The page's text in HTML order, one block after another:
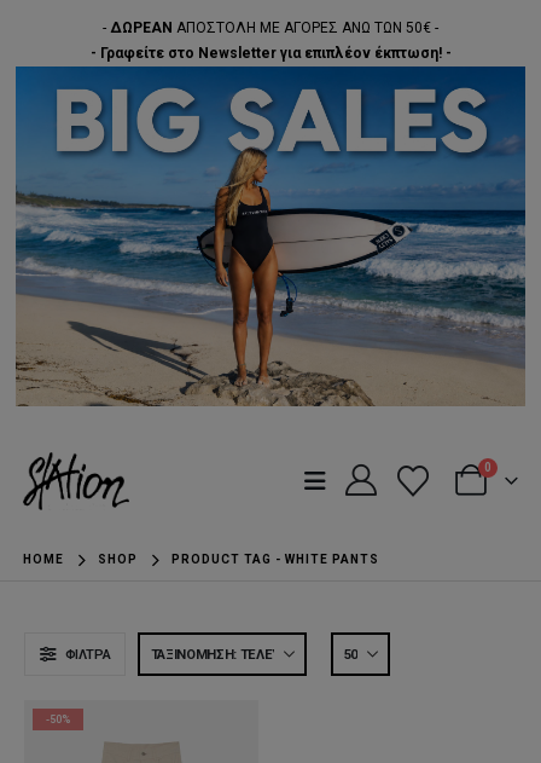
- ΔΩΡΕΑΝ ΑΠΟΣΤΟΛΗ ΜΕ ΑΓΟΡΕΣ ΑΝΩ ΤΩΝ 50€ -
- Γραφείτε στο Newsletter για επιπλέον έκπτωση! -
0
HOME SHOP PRODUCT TAG -WHITE PANTS
ΦΊΛΤΡΑ
-50%